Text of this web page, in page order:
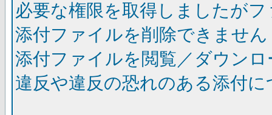
必要な権限を取得しましたが
添付ファイルを削除できません
添付ファイルを閲覧／ダウン
違反や違反の恐れのある添付